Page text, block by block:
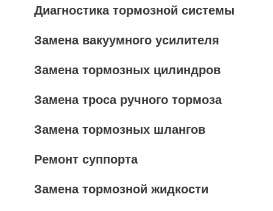
Диагностика тормозной системы
Замена вакуумного усилителя
Замена тормозных цилиндров
Замена троса ручного тормоза
Замена тормозных шлангов
Ремонт суппорта
Замена тормозной жидкости